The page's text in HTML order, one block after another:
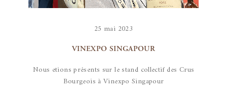
25 mai 2023
VINEXPO SINGAPOUR
Nous etions présents sur le stand collectif des Crus
Bourgeois à Vinexpo Singapour